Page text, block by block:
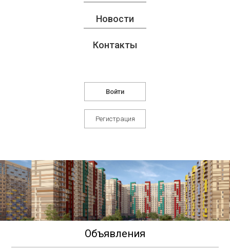
Новости
Контакты
Войти
Регистрация
Объявления